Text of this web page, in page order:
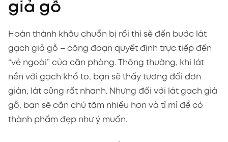
giả gỗ
Hoàn thành khâu chuẩn bị rồi thì sẽ đến bước lát
gạch giả gỗ – công đoạn quyết định trực tiếp đến
“vẻ ngoài” của căn phòng. Thông thường, khi lát
nền với gạch khổ to, bạn sẽ thấy tương đối đơn
giản, lát cũng rất nhanh. Nhưng đối với lát gạch giả
gỗ, bạn sẽ cần chú tâm nhiều hơn và tỉ mỉ để có
thành phẩm đẹp như ý muốn.